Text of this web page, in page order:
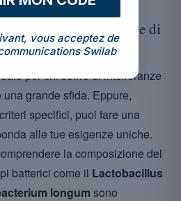
adatti a chi soffre di
per chi soffre di intolleranze
grande sfida. Eppure,
specifici, puoi fare una
alle tue esigenze uniche.
la composizione del
batterici come il Lactobacillus
longum sono
vous acceptez de
Swilab